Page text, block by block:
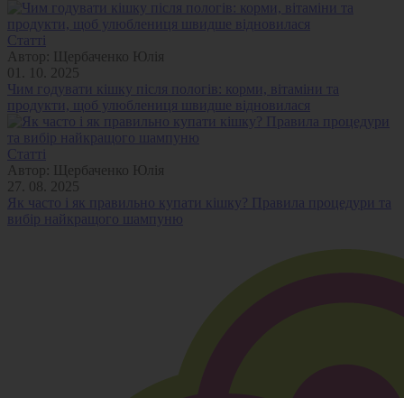
Статті
Автор:
Щербаченко Юлія
01. 10. 2025
Чим годувати кішку після пологів: корми, вітаміни та
продукти, щоб улюблениця швидше відновилася
Статті
Автор:
Щербаченко Юлія
27. 08. 2025
Як часто і як правильно купати кішку? Правила процедури та
вибір найкращого шампуню